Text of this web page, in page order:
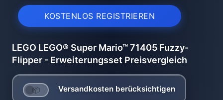
KOSTENLOS REGISTRIEREN
LEGO LEGO® Super Mario™ 71405 Fuzzy-
Flipper - Erweiterungsset Preisvergleich
Versandkosten berücksichtigen